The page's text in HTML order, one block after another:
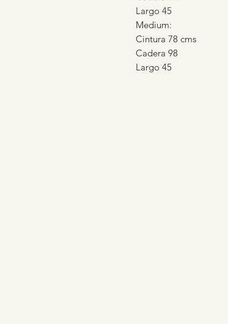
Largo 45
Medium:
Cintura 78 cms
Cadera 98
Largo 45